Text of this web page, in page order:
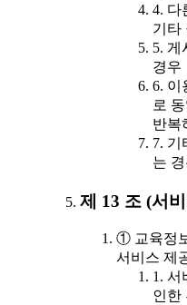
4. 다
기타
5. 게
경우
6. 이
로
반복
7. 기
는
제 13 조 (서
① 교육정
서비스 제
1. 서
인한